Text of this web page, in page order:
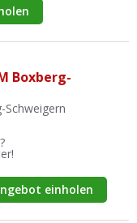
Boxberg-
Schweigern
einholen